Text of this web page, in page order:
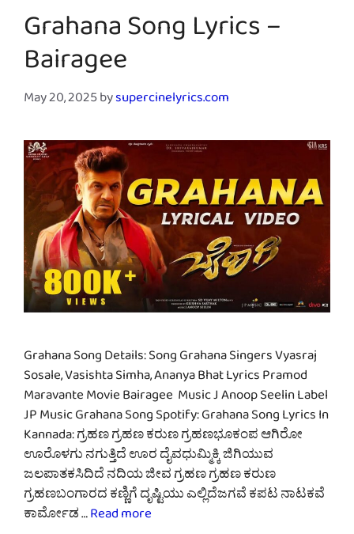
Grahana Song Lyrics –
Bairagee
May 20, 2025bysupercinelyrics.com
Grahana Song Details: Song Grahana Singers Vyasraj
Sosale, Vasishta Simha, Ananya Bhat Lyrics Pramod
Maravante Movie Bairagee Music J Anoop Seelin Label
JP Music Grahana Song Spotify: Grahana Song Lyrics In
Kannada: ಗ್ರಹಣ ಗ್ರಹಣ ಕರುಣ ಗ್ರಹಣಭೂಕಂಪ ಆಗಿರೋ
ಊರೊಳಗು ನಗುತ್ತಿದೆ ಊರ ದೈವಧುಮ್ಮಿಕ್ಕಿ ಜಿಗಿಯುವ
ಜಲಪಾತಕಸಿದಿದೆ ನದಿಯ ಜೀವ ಗ್ರಹಣ ಗ್ರಹಣ ಕರುಣ
ಗ್ರಹಣಬಂಗಾರದ ಕಣ್ಣಿಗೆ ದೃಷ್ಟಿಯು ಎಲ್ಲಿದೆಜಗವೆ ಕಪಟ ನಾಟಕವೆ
ಕಾರ್ಮೋಡ …Read more